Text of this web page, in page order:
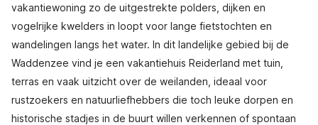
vakantiewoning zo de uitgestrekte polders, dijken en
vogelrijke kwelders in loopt voor lange fietstochten en
wandelingen langs het water. In dit landelijke gebied bij de
Waddenzee vind je een vakantiehuis Reiderland met tuin,
terras en vaak uitzicht over de weilanden, ideaal voor
rustzoekers en natuurliefhebbers die toch leuke dorpen en
historische stadjes in de buurt willen verkennen of spontaan